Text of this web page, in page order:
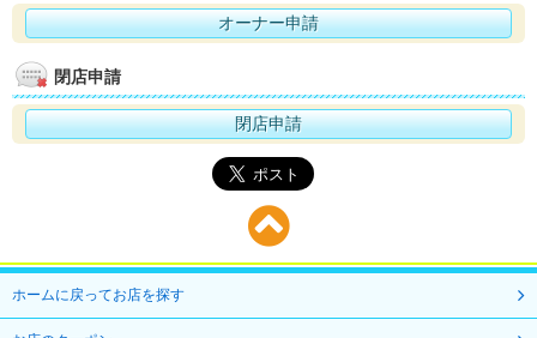
オーナー申請
閉店申請
閉店申請
ホームに戻ってお店を探す